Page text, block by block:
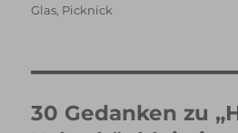
Glas, Picknick
30 Gedanken zu